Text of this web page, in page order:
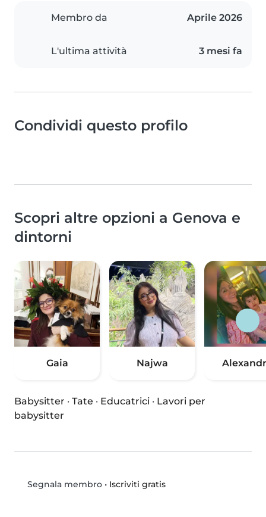
Membro da Aprile 2026
L'ultima attività 3 mesi fa
Condividi questo profilo
Scopri altre opzioni a Genova e
dintorni
Gaia Najwa
Babysitter · Tate · Educatrici · Lavori per
babysitter
Segnala membro• Iscriviti gratis